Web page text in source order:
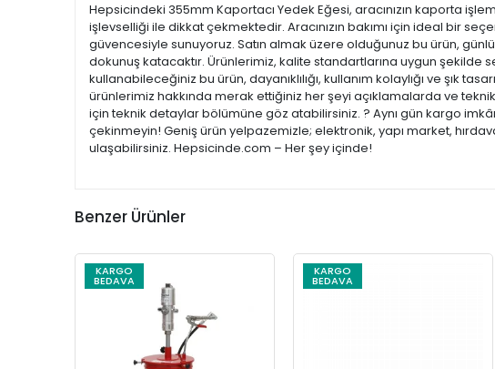
Hepsicindeki 355mm Kaportacı Yedek Eğesi, aracınızın kaporta
işlevselliği ile dikkat çekmektedir. Aracınızın bakımı için ideal bir
güvencesiyle sunuyoruz. Satın almak üzere olduğunuz bu ürün,
dokunuş katacaktır. Ürünlerimiz, kalite standartlarına uygun şekilde
kullanabileceğiniz bu ürün, dayanıklılığı, kullanım kolaylığı ve şık
ürünlerimiz hakkında merak ettiğiniz her şeyi açıklamalarda ve
için teknik detaylar bölümüne göz atabilirsiniz. ? Aynı gün kargo
çekinmeyin! Geniş ürün yelpazemizle; elektronik, yapı market,
ulaşabilirsiniz. Hepsicinde.com – Her şey içinde!
Benzer Ürünler
KARGO
BEDAVA
KARGO
BEDAVA